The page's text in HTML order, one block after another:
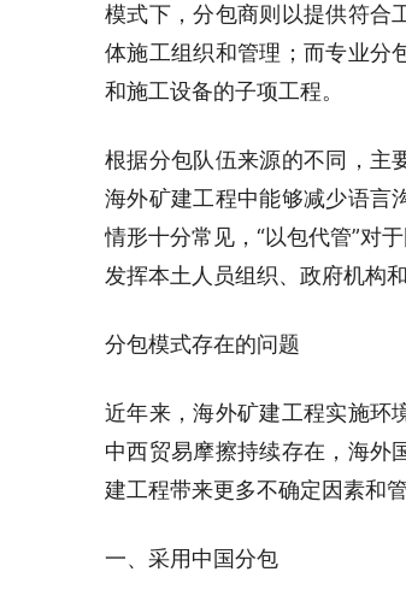
模式下，分包商则以提供符合
体施工组织和管理；而专业分
和施工设备的子项工程。
根据分包队伍来源的不同，主
海外矿建工程中能够减少语言
情形十分常见，“以包代管”对
发挥本土人员组织、政府机构
分包模式存在的问题
近年来，海外矿建工程实施环
中西贸易摩擦持续存在，海外
建工程带来更多不确定因素和
一、采用中国分包